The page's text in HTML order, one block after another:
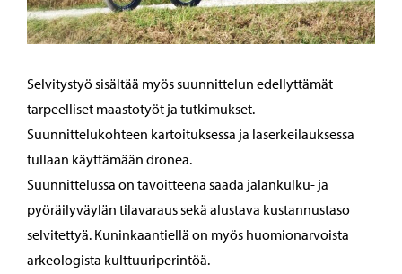
Selvitystyö sisältää myös suunnittelun edellyttämät
tarpeelliset maastotyöt ja tutkimukset.
Suunnittelukohteen kartoituksessa ja laserkeilauksessa
tullaan käyttämään dronea.
Suunnittelussa on tavoitteena saada jalankulku- ja
pyöräilyväylän tilavaraus sekä alustava kustannustaso
selvitettyä. Kuninkaantiellä on myös huomionarvoista
arkeologista kulttuuriperintöä.